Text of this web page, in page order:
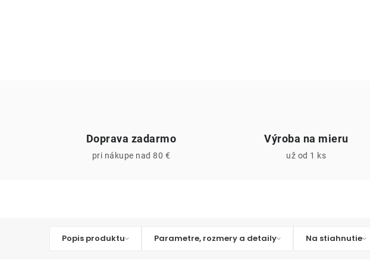
Doprava zadarmo
pri nákupe nad 80 €
Výroba na mieru
už od 1 ks
Popis produktu Parametre, rozmery a detaily Na stiahnutie